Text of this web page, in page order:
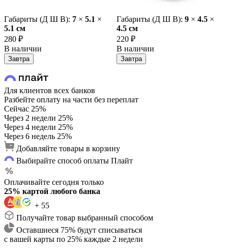
Габариты (Д Ш В): 7 × 5.1 ×
5.1 cм
280 ₽
В наличии
Завтра
Габариты (Д Ш В): 9 × 4.5 ×
4.5 cм
220 ₽
В наличии
Завтра
Для клиентов всех банков
Разбейте оплату на части без переплат
Сейчас 25%
Через 2 недели 25%
Через 4 недели 25%
Через 6 недель 25%
Добавляйте товары в корзину
Выбирайте способ оплаты Плайт
Оплачивайте сегодня только
25% картой любого банка
+ 55
Получайте товар выбранный способом
Оставшиеся 75% будут списываться
с вашей карты по 25% каждые 2 недели